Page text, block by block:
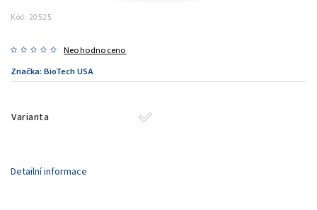
Kód: 20525
Neohodnoceno
Značka: BioTech USA
Varianta
Detailní informace